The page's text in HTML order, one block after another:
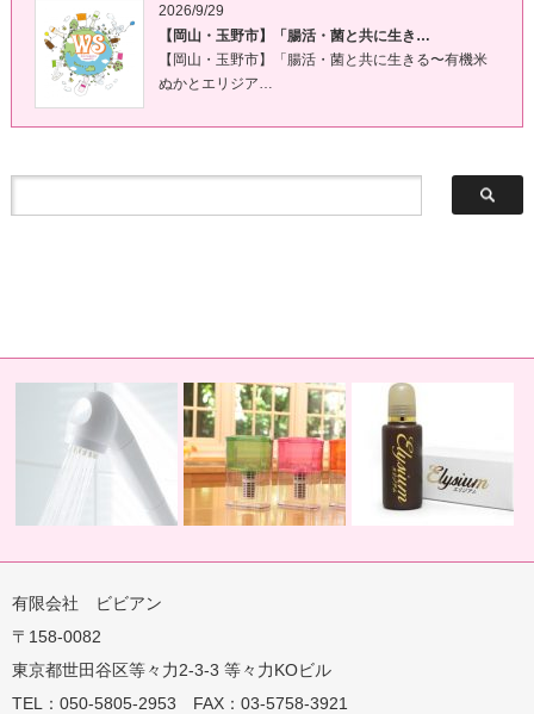
2026/9/29
【岡山・玉野市】「腸活・菌と共に生き…
【岡山・玉野市】「腸活・菌と共に生きる〜有機米
ぬかとエリジア…
用地球の恵みを シャワー
有限会社 ビビアン
〒158-0082
東京都世田谷区等々力2-3-3 等々力KOビル
TEL：050-5805-2953 FAX：03-5758-3921